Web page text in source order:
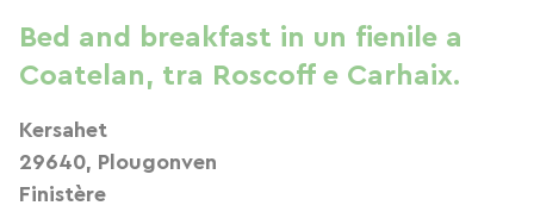
Bed and breakfast in un fienile a
Coatelan, tra Roscoff e Carhaix.
Kersahet
29640, Plougonven
Finistère